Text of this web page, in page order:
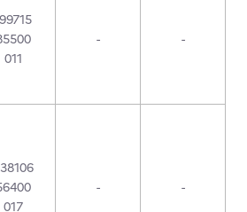
011
- -
017
- -